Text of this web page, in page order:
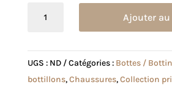
Karo
noire
Ajouter
UGS : ND Catégories : Bottes /
bottillons,Chaussures,Collection